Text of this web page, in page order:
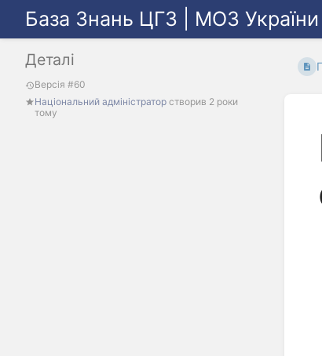
База Знань ЦГЗ | МОЗ України
Деталі
Версія #60
Національний адміністратор створив 2 роки
тому